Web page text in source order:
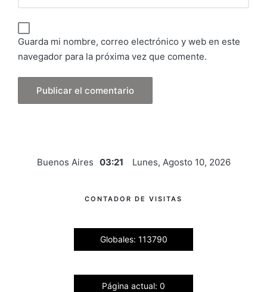
Guarda mi nombre, correo electrónico y web en este
navegador para la próxima vez que comente.
Buenos Aires 03:21 Lunes, Agosto 10, 2026
CONTADOR DE VISITAS
Globales: 113790
Página actual: 0